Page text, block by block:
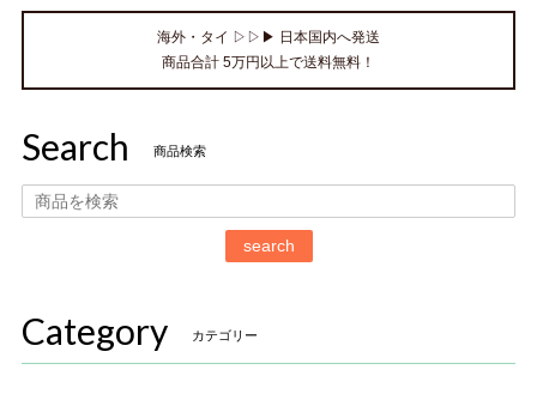
海外・タイ ▷▷▶ 日本国内へ発送
商品合計 5万円以上で送料無料！
Search 商品検索
search
Category カテゴリー